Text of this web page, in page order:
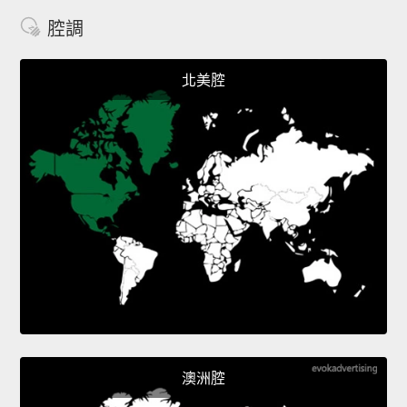
腔調
北美腔
澳洲腔